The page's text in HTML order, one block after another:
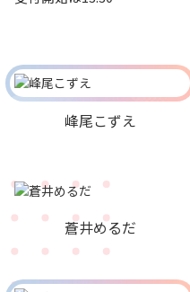
峰尾こずえ
蒼井めるだ